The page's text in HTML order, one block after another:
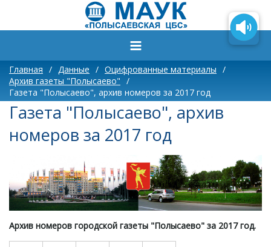
Главная / Данные / Оцифрованные материалы /
Архив газеты "Полысаево" /
Газета "Полысаево", архив номеров за 2017 год
Газета "Полысаево", архив
номеров за 2017 год
Архив номеров городской газеты "Полысаево" за 2017 год.